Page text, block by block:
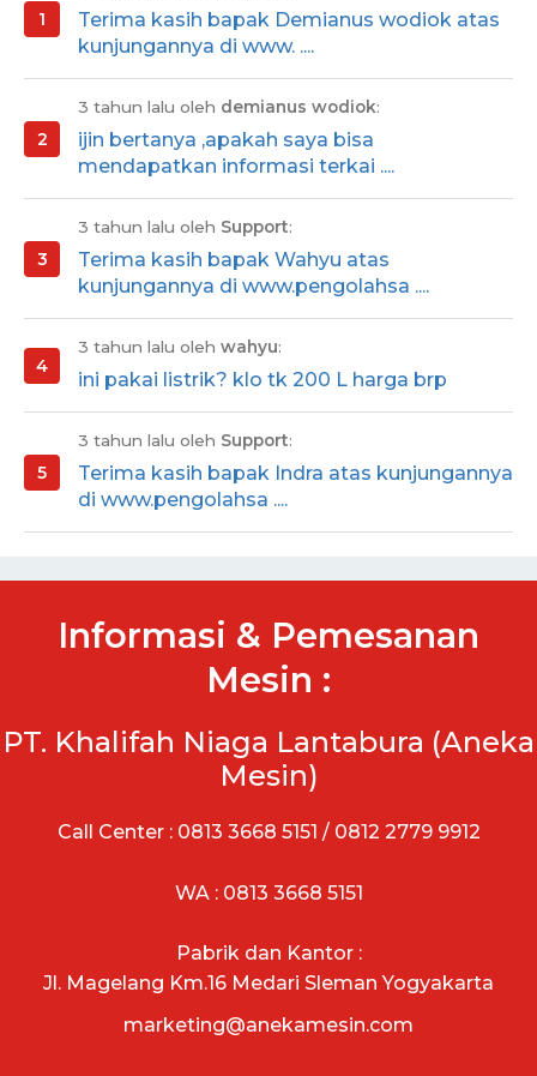
Terima kasih bapak Demianus wodiok atas
kunjungannya di www. ....
3 tahun lalu oleh demianus wodiok:
ijin bertanya ,apakah saya bisa
mendapatkan informasi terkai ....
3 tahun lalu oleh Support:
Terima kasih bapak Wahyu atas
kunjungannya di www.pengolahsa ....
3 tahun lalu oleh wahyu:
ini pakai listrik? klo tk 200 L harga brp
3 tahun lalu oleh Support:
Terima kasih bapak Indra atas kunjungannya
di www.pengolahsa ....
Informasi & Pemesanan
Mesin :
PT. Khalifah Niaga Lantabura (Aneka
Mesin)
Call Center : 0813 3668 5151 / 0812 2779 9912
WA : 0813 3668 5151
Pabrik dan Kantor :
Jl. Magelang Km.16 Medari Sleman Yogyakarta
marketing@anekamesin.com